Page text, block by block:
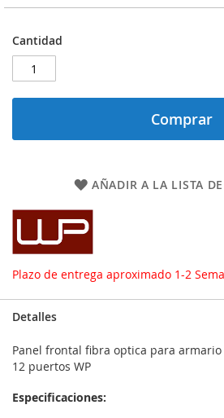
Cantidad
Comprar
AÑADIR A LA LISTA DE
Plazo de entrega aproximado 1-2
Detalles
Panel frontal fibra optica para armario
12 puertos WP
Especificaciones: